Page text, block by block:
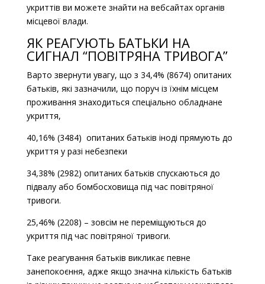
укриттів ви можете знайти на вебсайтах органів
місцевої влади.
ЯК РЕАГУЮТЬ БАТЬКИ НА
СИГНАЛ “ПОВІТРЯНА ТРИВОГА”
Варто звернути увагу, що з 34,4% (8674) опитаних
батьків, які зазначили, що поруч із їхнім місцем
проживання знаходиться спеціально обладнане
укриття,
40,16% (3484) опитаних батьків іноді прямують до
укриття у разі небезпеки
34,38% (2982) опитаних батьків спускаються до
підвалу або бомбосховища під час повітряної
тривоги.
25,46% (2208) – зовсім не переміщуються до
укриття під час повітряної тривоги.
Таке реагування батьків викликає певне
занепокоєння, адже якщо значна кількість батьків